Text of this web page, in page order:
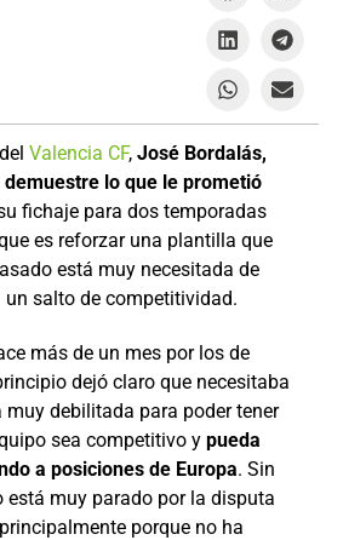
Valencia CF, José Bordalás,
lo que le prometió
fichaje para dos temporadas
es reforzar una plantilla que
está muy necesitada de
un salto de competitividad.
más de un mes por los de
dejó claro que necesitaba
debilitada para poder tener
sea competitivo y pueda
a posiciones de Europa. Sin
está muy parado por la disputa
porque no ha